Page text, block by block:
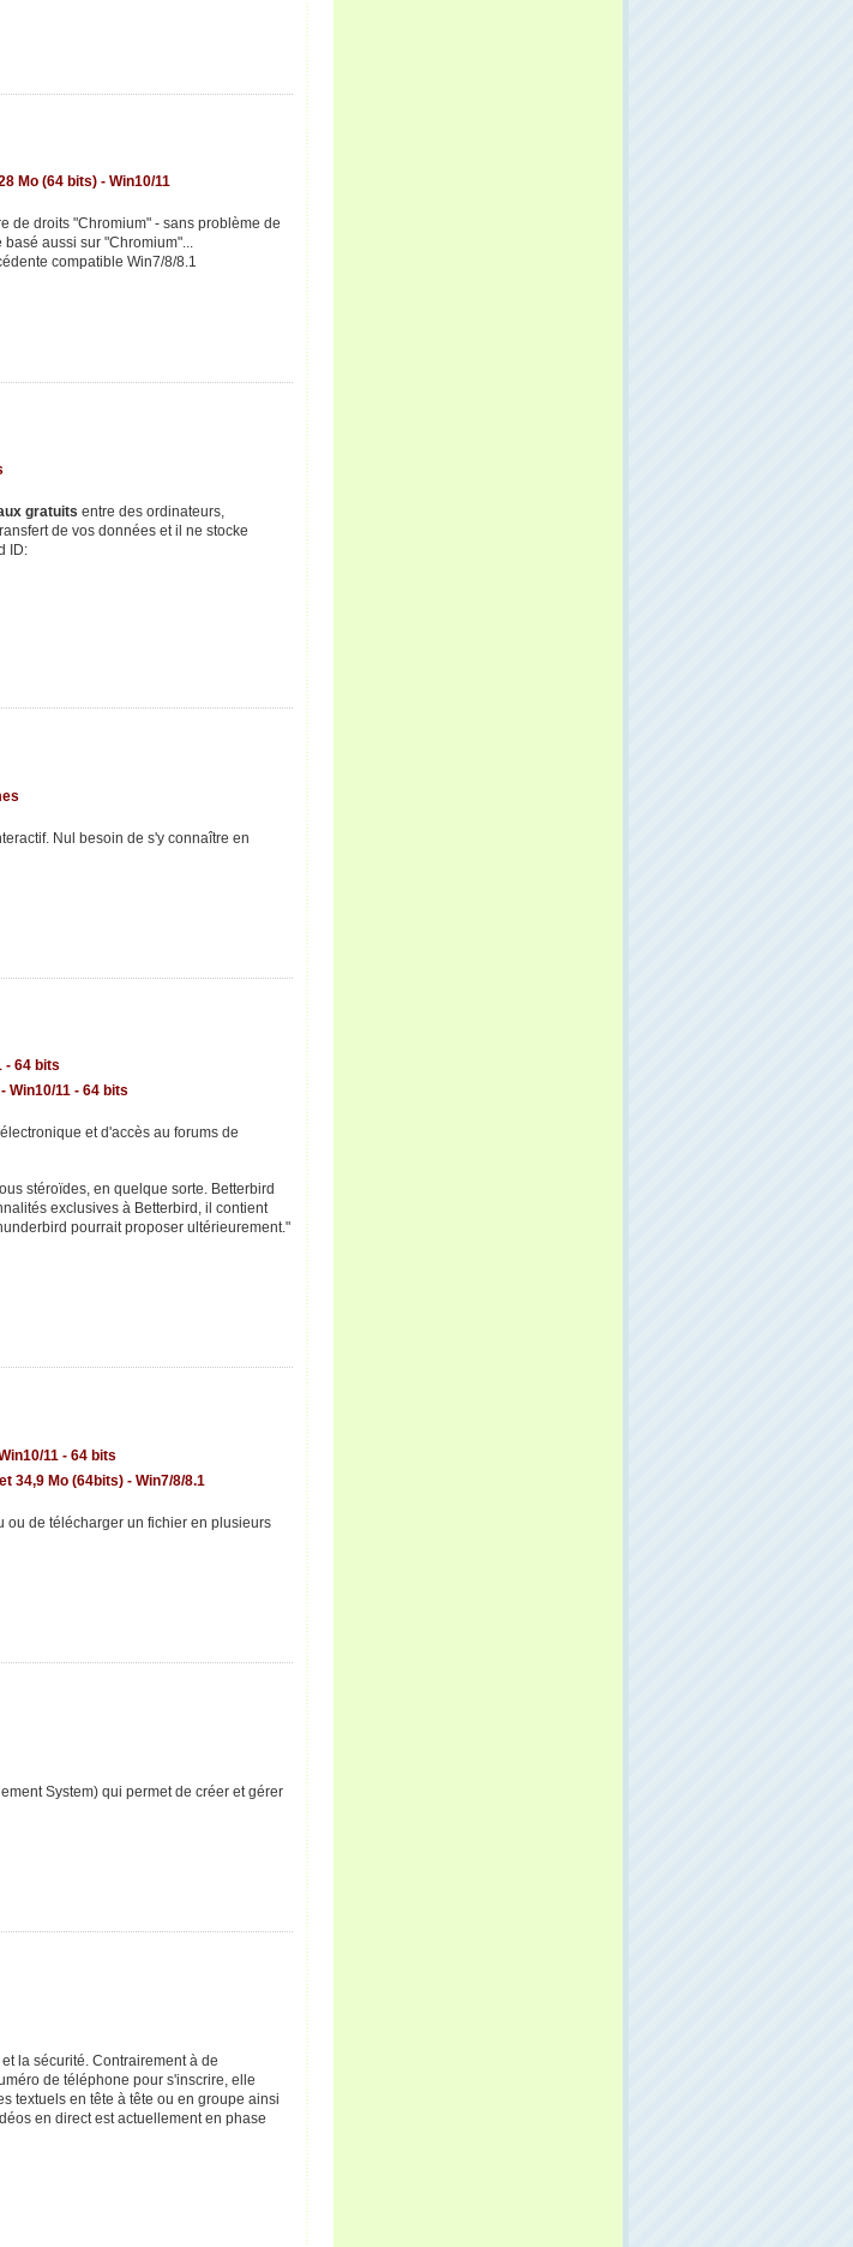
Mo (64 bits) - Win10/11
de droits "Chromium" - sans problème de
aussi sur "Chromium"...
compatible Win7/8/8.1
gratuits entre des ordinateurs,
de vos données et il ne stocke
ID:
Nul besoin de s'y connaître en
- 64 bits
Win10/11 - 64 bits
et d'accès au forums de
stéroïdes, en quelque sorte. Betterbird
exclusives à Betterbird, il contient
pourrait proposer ultérieurement."
11 - 64 bits
34,9 Mo (64bits) - Win7/8/8.1
ou de télécharger un fichier en plusieurs
System) qui permet de créer et gérer
la sécurité. Contrairement à de
de téléphone pour s'inscrire, elle
textuels en tête à tête ou en groupe ainsi
en direct est actuellement en phase